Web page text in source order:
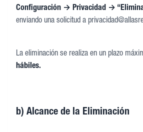
Configuración → Privacidad →
enviando una solicitud a
La eliminación se realiza en un plazo
hábiles.
b) Alcance de la Eliminación